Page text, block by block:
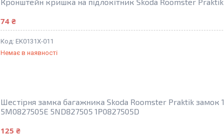
74 ₴
EK0131X-011
Немає в наявності
Шестірня замка багажника Skoda Roomster Praktik замок
5M0827505E 5ND827505 1P0827505D
125 ₴